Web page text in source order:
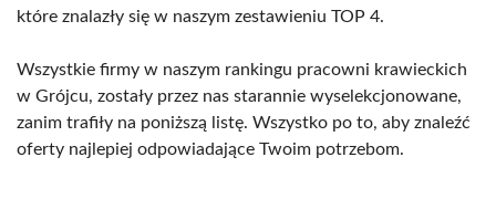
które znalazły się w naszym zestawieniu TOP 4.
Wszystkie firmy w naszym rankingu pracowni krawieckich
w Grójcu, zostały przez nas starannie wyselekcjonowane,
zanim trafiły na poniższą listę. Wszystko po to, aby znaleźć
oferty najlepiej odpowiadające Twoim potrzebom.